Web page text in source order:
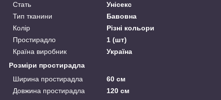
Стать
Унісекс
Тип тканини
Бавовна
Колір
Різні кольори
Простирадло
1 (шт)
Країна виробник
Україна
Розміри простирадла
Ширина простирадла
60 см
Довжина простирадла
120 см